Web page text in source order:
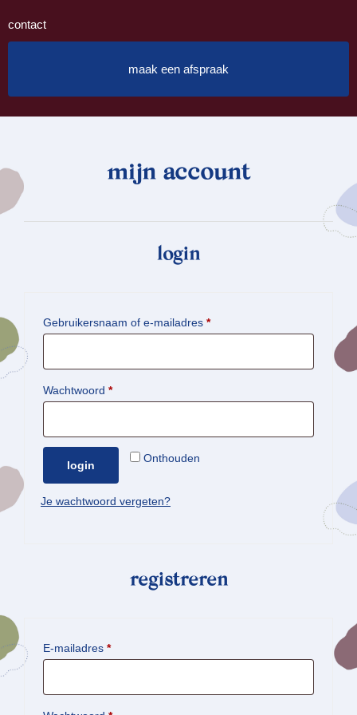
contact
maak een afspraak
mijn account
login
Gebruikersnaam of e-mailadres *Vereist
Wachtwoord *Vereist
Onthouden
login
Je wachtwoord vergeten?
registreren
E-mailadres *Vereist